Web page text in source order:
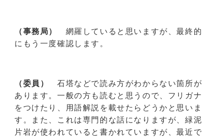
（事務局） 網羅していると思いますが、最終的
にもう一度確認します。
（委員） 石塔などで読み方がわからない箇所が
あります。一般の方も読むと思うので、フリガナ
をつけたり、用語解説を載せたらどうかと思いま
す。また、これは専門的な話になりますが、緑泥
片岩が使われていると書かれていますが、最近で